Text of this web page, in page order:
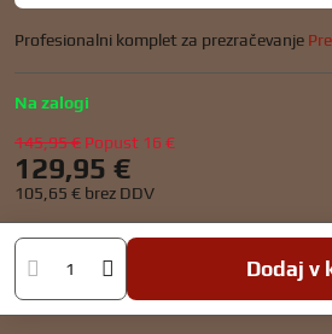
Profesionalni komplet za prezračevanje
Na zalogi
145,95 € Popust 16 €
129,95 €
105,65 € brez DDV
Dodaj